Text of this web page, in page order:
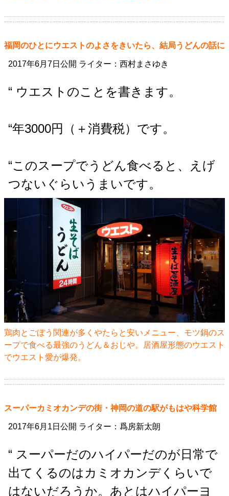
福岡のひとにウエストのよさをきいたら、結局うどんの話に
2017年6月7日公開 ライター：西村まさゆき
“ ウエストのことを書きます。
“年3000円（＋消費税）です。
“このスープでうどん食べると、えげ
つないぐらいうまいです。
鶏肉とごぼう関連が多くやたらと安いメニュー、モツ鍋のス
ープで食べる最強のうどん＆おじや。居酒屋形態のウエスト
でウエスト愛が爆発。
スーパーカミオカンデの街・神岡の道の駅がもはや科学館
2017年6月1日公開 ライター：爲房新太朗
“ スーパーだのハイパーだのが日常で
出てくるのはカミオカンデくらいで
はないだろうか。あとはハイパーヨ